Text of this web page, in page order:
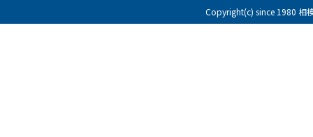
Copyright(c) since 1980 相